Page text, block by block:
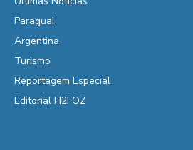
Paraguai
Argentina
Turismo
Reportagem Especial
Editorial H2FOZ